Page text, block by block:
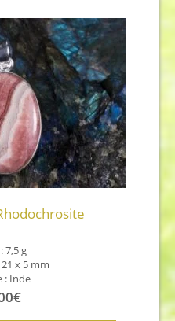
7,5 g
x 5 mm
: Inde
€